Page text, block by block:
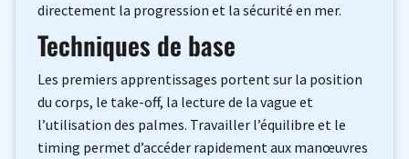
directement la progression et la sécurité en mer.
Techniques de base
Les premiers apprentissages portent sur la position
du corps, le take-off, la lecture de la vague et
l’utilisation des palmes. Travailler l’équilibre et le
timing permet d’accéder rapidement aux manœuvres